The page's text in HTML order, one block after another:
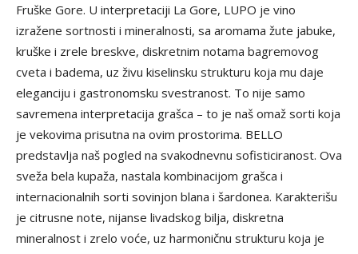
Fruške Gore. U interpretaciji La Gore, LUPO je vino
izražene sortnosti i mineralnosti, sa aromama žute jabuke,
kruške i zrele breskve, diskretnim notama bagremovog
cveta i badema, uz živu kiselinsku strukturu koja mu daje
eleganciju i gastronomsku svestranost. To nije samo
savremena interpretacija grašca – to je naš omaž sorti koja
je vekovima prisutna na ovim prostorima. BELLO
predstavlja naš pogled na svakodnevnu sofisticiranost. Ova
sveža bela kupaža, nastala kombinacijom grašca i
internacionalnih sorti sovinjon blana i šardonea. Karakterišu
je citrusne note, nijanse livadskog bilja, diskretna
mineralnost i zrelo voće, uz harmoničnu strukturu koja je